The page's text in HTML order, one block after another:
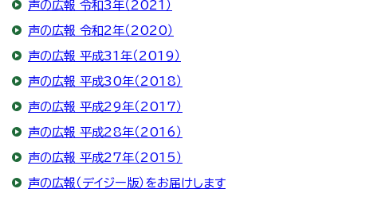
声の広報 令和3年（2021）
声の広報 令和2年（2020）
声の広報 平成31年（2019）
声の広報 平成30年（2018）
声の広報 平成29年（2017）
声の広報 平成28年（2016）
声の広報 平成27年（2015）
声の広報（デイジー版）をお届けします